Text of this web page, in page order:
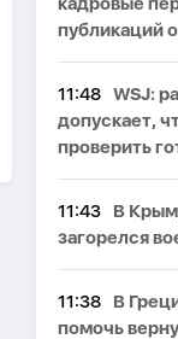
публикаций
11:48 WSJ:
допускает,
проверить
11:43
В
загорелся
11:38
В
помочь